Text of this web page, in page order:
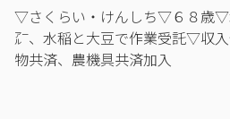
▽さくらい・けんしち▽６８歳▽
㌃、水稲と大豆で作業受託▽収
物共済、農機具共済加入